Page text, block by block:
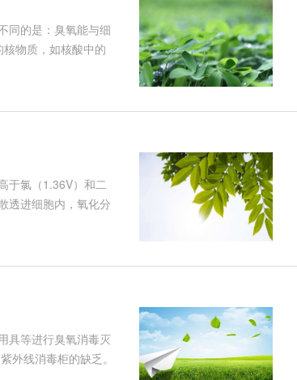
同的是：臭氧能与细
物质，如核酸中的
于氯（1.36V）和二
透进细胞内，氧化分
具等进行臭氧消毒灭
线消毒柜的缺乏。